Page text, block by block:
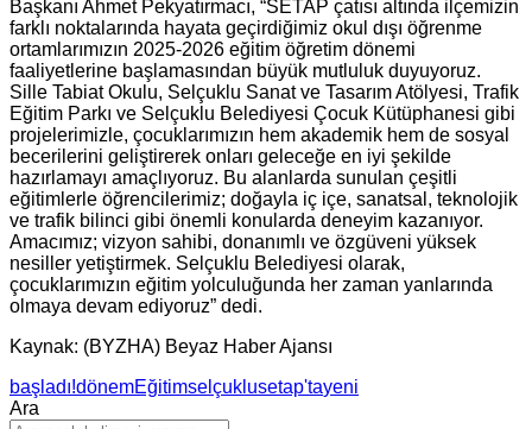
Başkanı Ahmet Pekyatırmacı, “SETAP çatısı altında ilçemizin
farklı noktalarında hayata geçirdiğimiz okul dışı öğrenme
ortamlarımızın 2025-2026 eğitim öğretim dönemi
faaliyetlerine başlamasından büyük mutluluk duyuyoruz.
Sille Tabiat Okulu, Selçuklu Sanat ve Tasarım Atölyesi, Trafik
Eğitim Parkı ve Selçuklu Belediyesi Çocuk Kütüphanesi gibi
projelerimizle, çocuklarımızın hem akademik hem de sosyal
becerilerini geliştirerek onları geleceğe en iyi şekilde
hazırlamayı amaçlıyoruz. Bu alanlarda sunulan çeşitli
eğitimlerle öğrencilerimiz; doğayla iç içe, sanatsal, teknolojik
ve trafik bilinci gibi önemli konularda deneyim kazanıyor.
Amacımız; vizyon sahibi, donanımlı ve özgüveni yüksek
nesiller yetiştirmek. Selçuklu Belediyesi olarak,
çocuklarımızın eğitim yolculuğunda her zaman yanlarında
olmaya devam ediyoruz” dedi.
Kaynak: (BYZHA) Beyaz Haber Ajansı
başladı!dönemEğitimselçuklusetap'tayeni
Ara